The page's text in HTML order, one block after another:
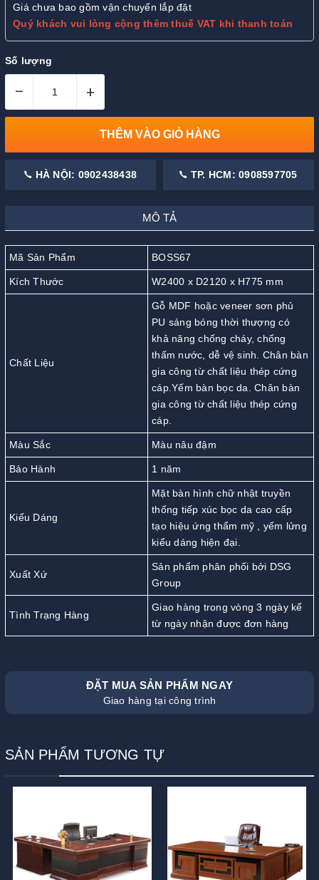
Giá chưa bao gồm vận chuyển lắp đặt
Quý khách vui lòng cộng thêm thuế VAT khi thanh toán
Số lượng
– +
THÊM VÀO GIỎ HÀNG
HÀ NỘI: 0902438438 TP. HCM: 0908597705
MÔ TẢ
Mã Sản Phẩm BOSS67
Kích Thước W2400 x D2120 x H775 mm
Chất Liệu
Gỗ MDF hoặc veneer sơn phủ
PU sáng bóng thời thượng có
khả năng chống cháy, chống
thấm nước, dễ vệ sinh. Chân bàn
gia công từ chất liệu thép cứng
cáp.Yếm bàn bọc da. Chân bàn
gia công từ chất liệu thép cứng
cáp.
Màu Sắc Màu nâu đậm
Bảo Hành 1 năm
Kiểu Dáng
Mặt bàn hình chữ nhật truyền
thống tiếp xúc bọc da cao cấp
tạo hiệu ứng thẩm mỹ , yếm lửng
kiểu dáng hiện đại.
Xuất Xứ
Sản phẩm phân phối bởi DSG
Group
Tình Trạng Hàng
Giao hàng trong vòng 3 ngày kể
từ ngày nhận được đơn hàng
ĐẶT MUA SẢN PHẨM NGAY
Giao hàng tại công trình
SẢN PHẨM TƯƠNG TỰ